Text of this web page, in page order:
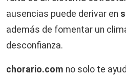
ausencias puede derivar en
además de fomentar un
desconfianza.
chorario.com no solo te